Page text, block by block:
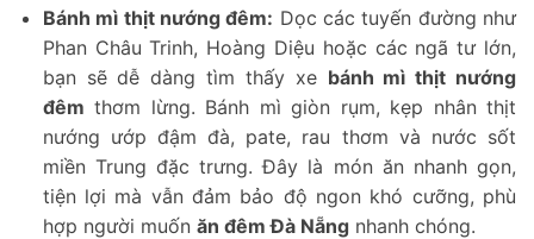
Bánh mì thịt nướng đêm: Dọc các tuyến đường như
Phan Châu Trinh, Hoàng Diệu hoặc các ngã tư lớn,
bạn sẽ dễ dàng tìm thấy xe bánh mì thịt nướng
đêm thơm lừng. Bánh mì giòn rụm, kẹp nhân thịt
nướng ướp đậm đà, pate, rau thơm và nước sốt
miền Trung đặc trưng. Đây là món ăn nhanh gọn,
tiện lợi mà vẫn đảm bảo độ ngon khó cưỡng, phù
hợp người muốn ăn đêm Đà Nẵngnhanh chóng.